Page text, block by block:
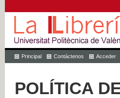
Principal Contáctenos Acceder
POLÍTICA